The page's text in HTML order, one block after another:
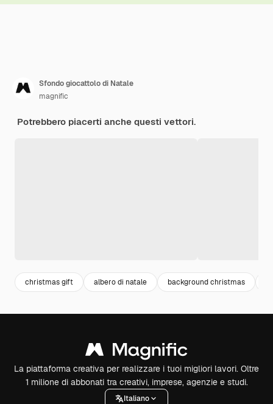
Sfondo giocattolo di Natale
magnific
Potrebbero piacerti anche questi vettori.
christmas gift albero di natale background christmas
La piattaforma creativa per realizzare i tuoi migliori lavori. Oltre
1 milione di abbonati tra creativi, imprese, agenzie e studi.
Italiano